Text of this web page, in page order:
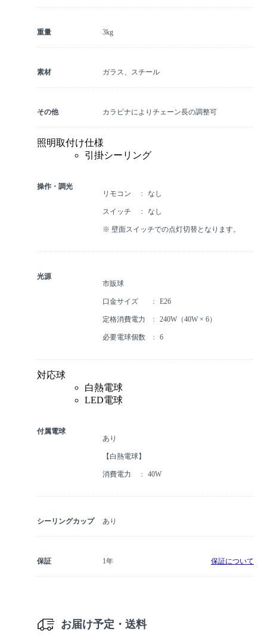
重量 3kg
素材 ガラス、スチール
その他 カラビナによりチェーン長の調整可
照明取付け仕様
引掛シーリング
操作・調光
リモコン
なし
スイッチ なし
※ 壁面スイッチでの点灯切替となります。
光源
市販球
口金サイズ E26
定格消費電力 240W（40W × 6）
必要電球個数 6
対応球
白熱電球
LED電球
付属電球
あり
【白熱電球】
消費電力 40W
シーリングカップ あり
保証 1年 保証について
お届け予定・送料